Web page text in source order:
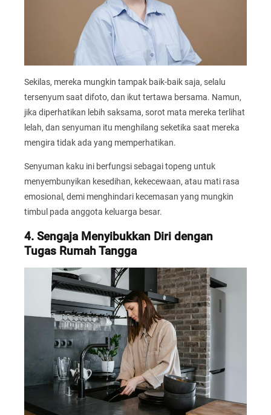
Sekilas, mereka mungkin tampak baik-baik saja, selalu
tersenyum saat difoto, dan ikut tertawa bersama. Namun,
jika diperhatikan lebih saksama, sorot mata mereka terlihat
lelah, dan senyuman itu menghilang seketika saat mereka
mengira tidak ada yang memperhatikan.
Senyuman kaku ini berfungsi sebagai topeng untuk
menyembunyikan kesedihan, kekecewaan, atau mati rasa
emosional, demi menghindari kecemasan yang mungkin
timbul pada anggota keluarga besar.
4. Sengaja Menyibukkan Diri dengan
Tugas Rumah Tangga